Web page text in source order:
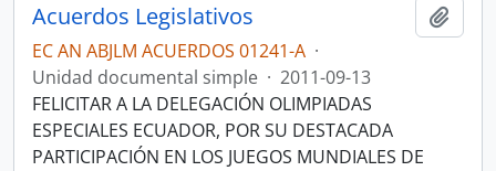
Acuerdos Legislativos
EC AN ABJLM ACUERDOS 01241-A ·
Unidad documental simple · 2011-09-13
FELICITAR A LA DELEGACIÓN OLIMPIADAS
ESPECIALES ECUADOR, POR SU DESTACADA
PARTICIPACIÓN EN LOS JUEGOS MUNDIALES DE